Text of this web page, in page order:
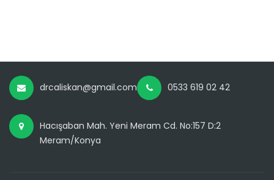
drcaliskan@gmail.com 0533 619 02 42
Hacışaban Mah. Yeni Meram Cd. No:157 D:2
Meram/Konya